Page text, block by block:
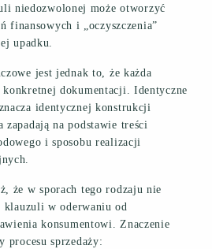
niedozwolonej może otworzyć
finansowych i „oczyszczenia”
upadku.
jest jednak to, że każda
konkretnej dokumentacji. Identyczne
identycznej konstrukcji
zapadają na podstawie treści
i sposobu realizacji
że w sporach tego rodzaju nie
klauzuli w oderwaniu od
konsumentowi. Znaczenie
procesu sprzedaży: